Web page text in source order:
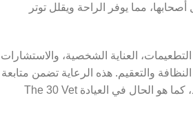
أصحابها، مما يوفر الراحة ويقلل توتر
العناية الشخصية، والاستشارات
النظافة والتعقيم. هذه الرعاية تضمن متابعة
دقيقة ومرونة في المواعيد، كما هو الحال في العيادة The 30 Vet